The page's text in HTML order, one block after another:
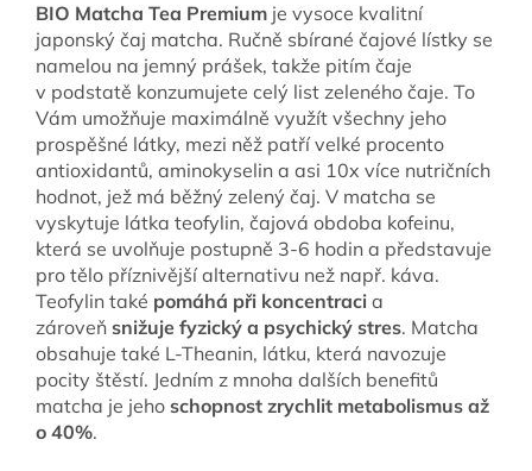
BIO Matcha Tea Premium je vysoce kvalitní
japonský čaj matcha. Ručně sbírané čajové lístky se
namelou na jemný prášek, takže pitím čaje
v podstatě konzumujete celý list zeleného čaje. To
Vám umožňuje maximálně využít všechny jeho
prospěšné látky, mezi něž patří velké procento
antioxidantů, aminokyselin a asi 10x více nutričních
hodnot, jež má běžný zelený čaj. V matcha se
vyskytuje látka teofylin, čajová obdoba kofeinu,
která se uvolňuje postupně 3-6 hodin a představuje
pro tělo příznivější alternativu než např. káva.
Teofylin také pomáhá při koncentraci a
zároveň snižuje fyzický a psychický stres. Matcha
obsahuje také L-Theanin, látku, která navozuje
pocity štěstí. Jedním z mnoha dalších benefitů
matcha je jeho schopnost zrychlit metabolismus až
o 40%.